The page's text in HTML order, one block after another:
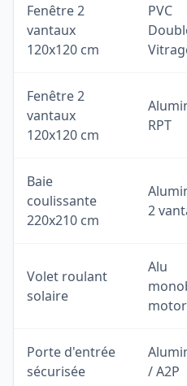
Fenêtre 2
vantaux
120x120 cm
PVC
Fenêtre 2
vantaux
120x120 cm
RPT
Baie
coulissante
220x210 cm
2
Volet roulant
solaire
Alu
Porte d'entrée
sécurisée
/ A2P